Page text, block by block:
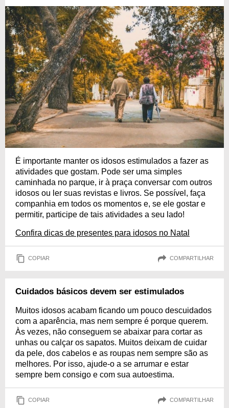
É importante manter os idosos estimulados a fazer as
atividades que gostam. Pode ser uma simples
caminhada no parque, ir à praça conversar com outros
idosos ou ler suas revistas e livros. Se possível, faça
companhia em todos os momentos e, se ele gostar e
permitir, participe de tais atividades a seu lado!
Confira dicas de presentes para idosos no Natal
COPIAR COMPARTILHAR
Cuidados básicos devem ser estimulados
Muitos idosos acabam ficando um pouco descuidados
com a aparência, mas nem sempre é porque querem.
Às vezes, não conseguem se abaixar para cortar as
unhas ou calçar os sapatos. Muitos deixam de cuidar
da pele, dos cabelos e as roupas nem sempre são as
melhores. Por isso, ajude-o a se arrumar e estar
sempre bem consigo e com sua autoestima.
COPIAR COMPARTILHAR